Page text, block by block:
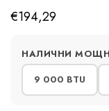
€194,29
НАЛИЧНИ
9 000 BTU